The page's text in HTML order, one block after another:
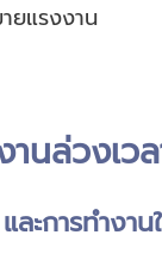
ยแรงงาน
นล่วงเว
ละการทำงา